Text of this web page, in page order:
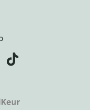
tiktok